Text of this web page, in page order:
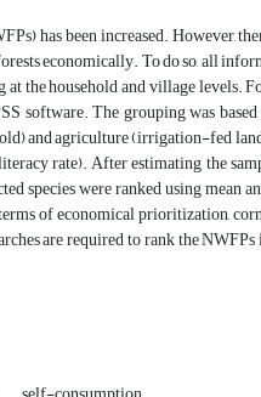
has been increased. However,
economically. To do so, all
the household and village levels.
software. The grouping was
and agriculture (irrigation-fed
rate). After estimating the
species were ranked using mean
of economical prioritization,
are required to rank the